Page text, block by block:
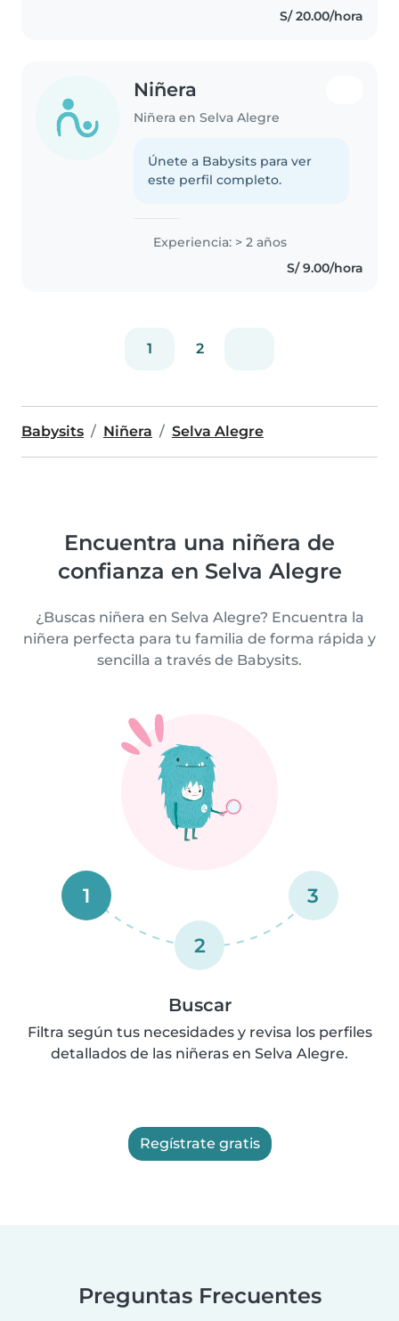
S/ 20.00/hora
Niñera
Niñera en Selva Alegre
Únete a Babysits para ver
este perfil completo.
Experiencia: > 2 años
S/ 9.00/hora
1 2
Babysits Niñera Selva Alegre
Encuentra una niñera de
confianza en Selva Alegre
¿Buscas niñera en Selva Alegre? Encuentra la
niñera perfecta para tu familia de forma rápida y
sencilla a través de Babysits.
1
2
3
Buscar
Filtra según tus necesidades y revisa los perfiles
detallados de las niñeras en Selva Alegre.
Regístrate gratis
Preguntas Frecuentes